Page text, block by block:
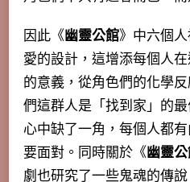
因此《幽靈公館》中六個
愛的設計，這增添每個人
的意義，從角色們的化學
們這群人是「找到家」的
心中缺了一角，每個人都
要面對。同時關於《幽靈
劇也研究了一些鬼魂的傳